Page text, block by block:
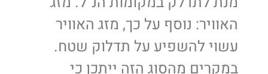
האוויר: נוסף על כך, מזג האוויר
עשוי להשפיע על תדלוק שטח.
במקרים מהסוג הזה ייתכן כי